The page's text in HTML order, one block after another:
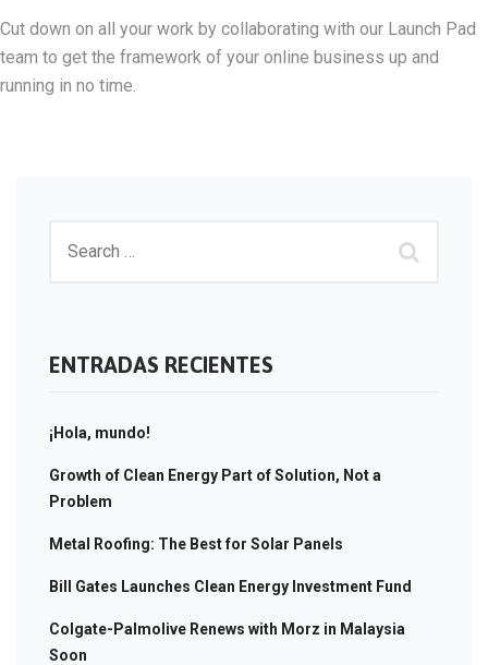
Cut down on all your work by collaborating with our Launch Pad
team to get the framework of your online business up and
running in no time.
ENTRADAS RECIENTES
¡Hola, mundo!
Growth of Clean Energy Part of Solution, Not a
Problem
Metal Roofing: The Best for Solar Panels
Bill Gates Launches Clean Energy Investment Fund
Colgate-Palmolive Renews with Morz in Malaysia
Soon